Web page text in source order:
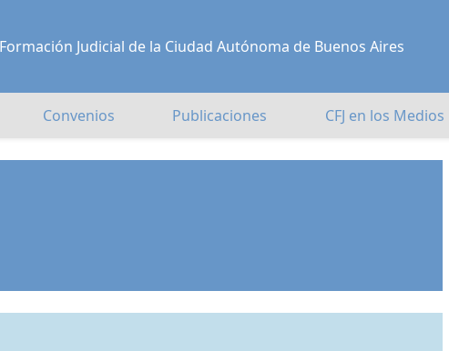
Judicial de la Ciudad Autónoma de Buenos Aires
Convenios Publicaciones CFJ en los Medios